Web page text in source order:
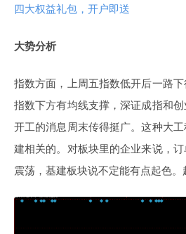
四大权益礼包，开户即送
大势分析
指数方面，上周五指数低开后一路
指数下方有均线支撑，深证成指和
开工的消息周末传得挺广。这种大
建相关的。对板块里的企业来说，
震荡，基建板块说不定能有点起色